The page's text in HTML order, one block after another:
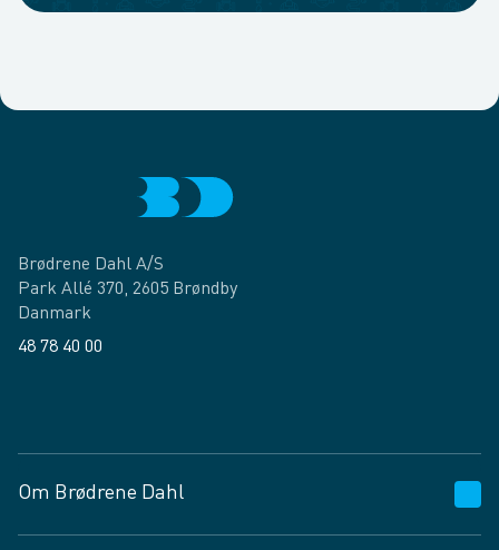
Brødrene Dahl A/S
Park Allé 370, 2605 Brøndby
Danmark
48 78 40 00
Om Brødrene Dahl